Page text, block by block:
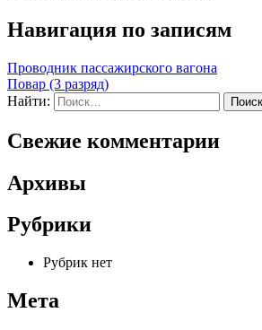
Навигация по записям
Проводник пассажирского вагона
Повар (3 разряд)
Найти:
Свежие комментарии
Архивы
Рубрики
Рубрик нет
Мета